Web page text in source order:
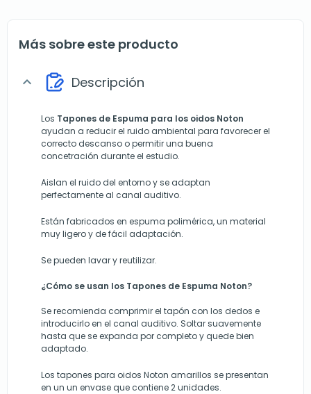
Más sobre este producto
expand_more Descripción
Los Tapones de Espuma para los oidos Noton
ayudan a reducir el ruido ambiental para favorecer el
correcto descanso o permitir una buena
concetración durante el estudio.
Aislan el ruido del entorno y se adaptan
perfectamente al canal auditivo.
Están fabricados en espuma polimérica, un material
muy ligero y de fácil adaptación.
Se pueden lavar y reutilizar.
¿Cómo se usan los Tapones de Espuma Noton?
Se recomienda comprimir el tapón con los dedos e
introducirlo en el canal auditivo. Soltar suavemente
hasta que se expanda por completo y quede bien
adaptado.
Los tapones para oidos Noton amarillos se presentan
en un un envase que contiene 2 unidades.